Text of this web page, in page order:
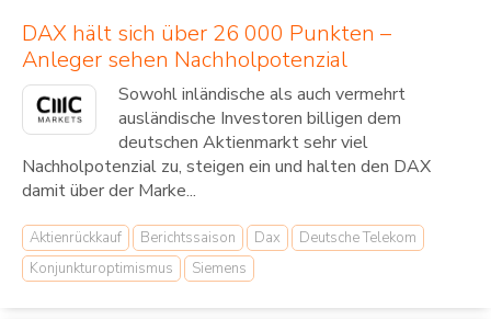
DAX hält sich über 26 000 Punkten –
Anleger sehen Nachholpotenzial
Sowohl inländische als auch vermehrt
ausländische Investoren billigen dem
deutschen Aktienmarkt sehr viel
Nachholpotenzial zu, steigen ein und halten den DAX
damit über der Marke...
Aktienrückkauf Berichtssaison Dax
Deutsche Telekom
Konjunkturoptimismus
Siemens